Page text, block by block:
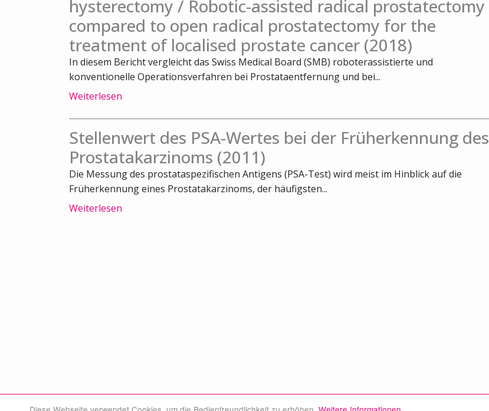
hysterectomy / Robotic-assisted radical prostatectomy
compared to open radical prostatectomy for the
treatment of localised prostate cancer (2018)
In diesem Bericht vergleicht das Swiss Medical Board (SMB) roboterassistierte und
konventionelle Operationsverfahren bei Prostataentfernung und bei...
Weiterlesen
Stellenwert des PSA-Wertes bei der Früherkennung des
Prostatakarzinoms (2011)
Die Messung des prostataspezifischen Antigens (PSA-Test) wird meist im Hinblick auf die
Früherkennung eines Prostatakarzinoms, der häufigsten...
Weiterlesen